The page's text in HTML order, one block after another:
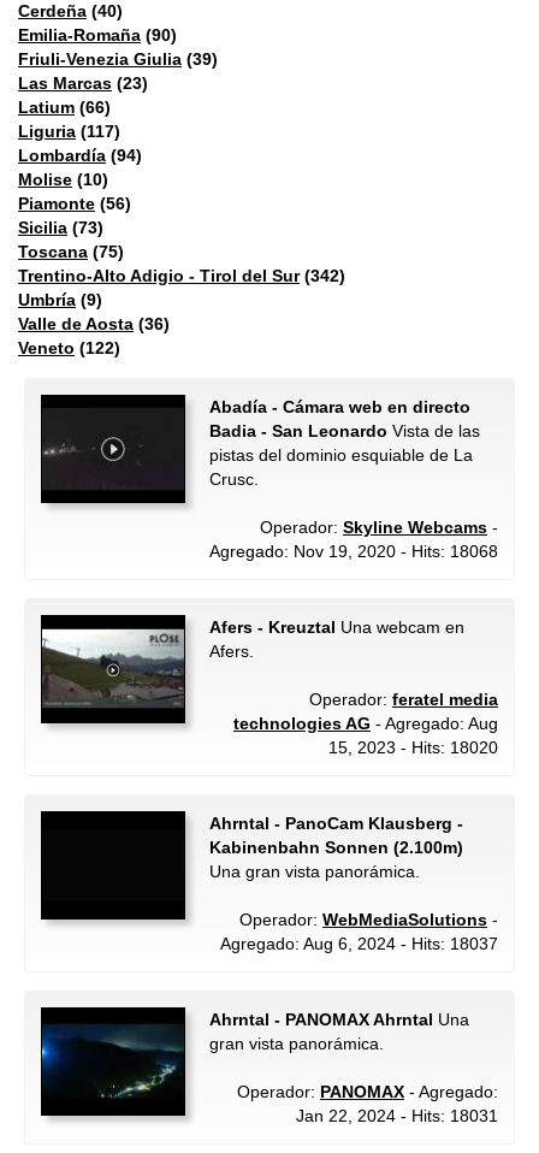
Cerdeña (40)
Emilia-Romaña (90)
Friuli-Venezia Giulia (39)
Las Marcas (23)
Latium (66)
Liguria (117)
Lombardía (94)
Molise (10)
Piamonte (56)
Sicilia (73)
Toscana (75)
Trentino-Alto Adigio - Tirol del Sur(342)
Umbría (9)
Valle de Aosta (36)
Veneto (122)
Abadía - Cámara web en directo
Badia - San Leonardo Vista de las
pistas del dominio esquiable de La
Crusc.
Operador: Skyline Webcams -
Agregado: Nov 19, 2020 - Hits: 18068
Afers - Kreuztal Una webcam en
Afers.
Operador: feratel media
technologies AG - Agregado: Aug
15, 2023 - Hits: 18020
Ahrntal - PanoCam Klausberg -
Kabinenbahn Sonnen (2.100m)
Una gran vista panorámica.
Operador: WebMediaSolutions -
Agregado: Aug 6, 2024 - Hits: 18037
Ahrntal - PANOMAX Ahrntal Una
gran vista panorámica.
Operador: PANOMAX - Agregado:
Jan 22, 2024 - Hits: 18031